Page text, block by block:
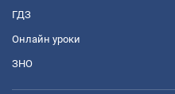
ГДЗ
Онлайн уроки
ЗНО